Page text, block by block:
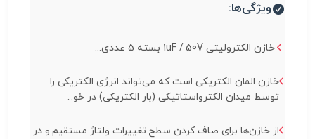
ویژگی‌ها:
خازن الکترولیتی 1uF / 50V بسته 5 عددی...
خازن المان الکتریکی است که می‌تواند انرژی الکتریکی را
توسط میدان الکترواستاتیکی (بار الکتریکی) در خو...
از خازن‌ها برای صاف کردن سطح تغییرات ولتاژ مستقیم و در